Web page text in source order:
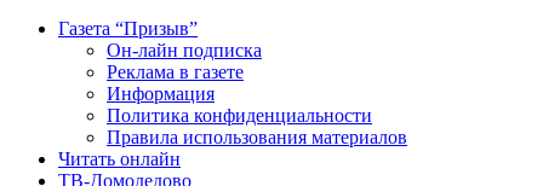
Газета “Призыв”
Он-лайн подписка
Реклама в газете
Информация
Политика конфиденциальности
Правила использования материалов
Читать онлайн
ТВ-Домодедово